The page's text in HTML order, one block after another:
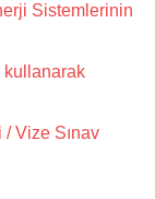
Sistemlerinin
Vize Sınav